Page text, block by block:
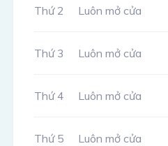
Thứ 2 Luôn mở cửa
Thứ 3 Luôn mở cửa
Thứ 4 Luôn mở cửa
Thứ 5 Luôn mở cửa